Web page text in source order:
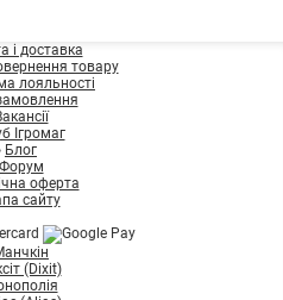
і доставка
товару
лояльності
Ігромаг
Блог
Форум
оферта
сайту
(Dixit)